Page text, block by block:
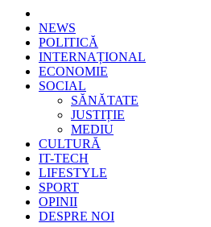
Epoca
Cele mai noi știri online din România
NEWS
POLITICĂ
INTERNAȚIONAL
ECONOMIE
SOCIAL
SĂNĂTATE
JUSTIȚIE
MEDIU
CULTURĂ
IT-TECH
LIFESTYLE
SPORT
OPINII
DESPRE NOI